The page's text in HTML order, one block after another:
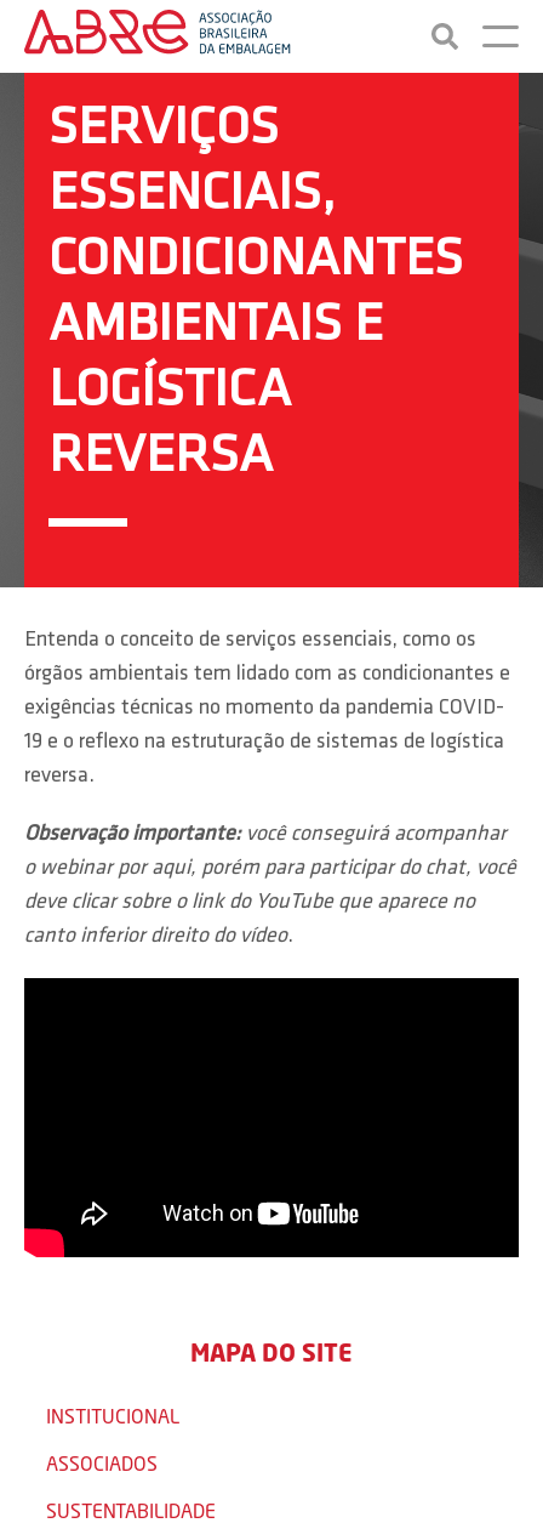
SERVIÇOS
ESSENCIAIS,
CONDICIONANTES
AMBIENTAIS E
LOGÍSTICA
REVERSA
Entenda o conceito de serviços essenciais, como os
órgãos ambientais tem lidado com as condicionantes e
exigências técnicas no momento da pandemia COVID-
19 e o reflexo na estruturação de sistemas de logística
reversa.
Observação importante:você conseguirá acompanhar
o webinar por aqui, porém para participar do chat, você
deve clicar sobre o link do YouTube que aparece no
canto inferior direito do vídeo.
MAPA DO SITE
INSTITUCIONAL
ASSOCIADOS
SUSTENTABILIDADE